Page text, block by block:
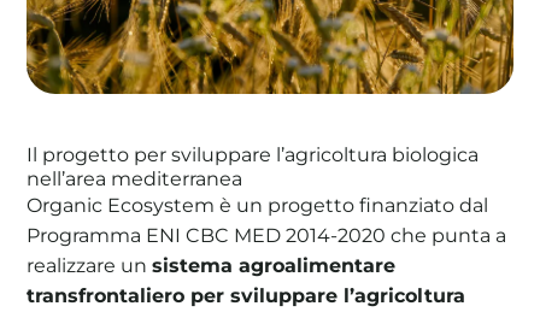
La tua cooperativa energetica sostenibile
Area Soci|Aderisci a WeForGreen
PASSA A WEFORGREEN
Il progetto per sviluppare l’agricoltura biologica
nell’area mediterranea
Organic Ecosystem è un progetto finanziato dal
Programma ENI CBC MED 2014-2020 che punta a
realizzare unsistema agroalimentare
transfrontaliero per sviluppare l’agricoltura